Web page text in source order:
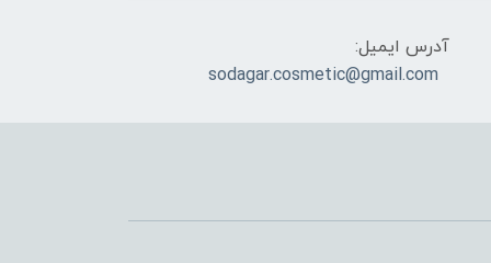
آدرس ایمیل:
sodagar.cosmetic@gmail.com